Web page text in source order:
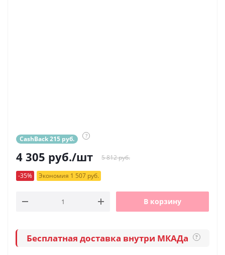
CashBack 215 руб. ?
4 305 руб./шт 5 812 руб.
-35% Экономия 1 507 руб.
В корзину
Бесплатная доставка внутри МКАДа ?